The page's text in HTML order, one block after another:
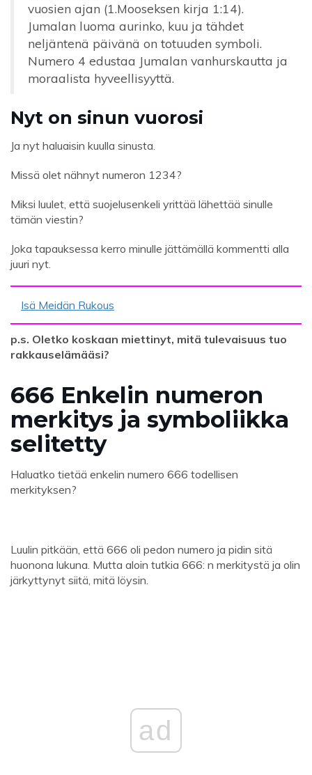
vuosien ajan (1.Mooseksen kirja 1:14).
Jumalan luoma aurinko, kuu ja tähdet
neljäntenä päivänä on totuuden symboli.
Numero 4 edustaa Jumalan vanhurskautta ja
moraalista hyveellisyyttä.
Nyt on sinun vuorosi
Ja nyt haluaisin kuulla sinusta.
Missä olet nähnyt numeron 1234?
Miksi luulet, että suojelusenkeli yrittää lähettää sinulle
tämän viestin?
Joka tapauksessa kerro minulle jättämällä kommentti alla
juuri nyt.
Isä Meidän Rukous
p.s. Oletko koskaan miettinyt, mitä tulevaisuus tuo
rakkauselämääsi?
666 Enkelin numeron
merkitys ja symboliikka
selitetty
Haluatko tietää enkelin numero 666 todellisen
merkityksen?
Luulin pitkään, että 666 oli pedon numero ja pidin sitä
huonona lukuna. Mutta aloin tutkia 666: n merkitystä ja olin
järkyttynyt siitä, mitä löysin.
ad